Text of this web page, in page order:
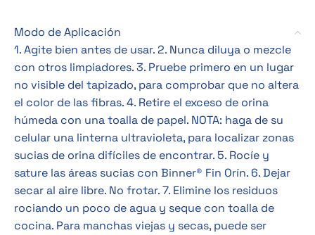
Modo de Aplicación
1. Agite bien antes de usar. 2. Nunca diluya o mezcle
con otros limpiadores. 3. Pruebe primero en un lugar
no visible del tapizado, para comprobar que no altera
el color de las fibras. 4. Retire el exceso de orina
húmeda con una toalla de papel. NOTA: haga de su
celular una linterna ultravioleta, para localizar zonas
sucias de orina difíciles de encontrar. 5. Rocíe y
sature las áreas sucias con Binner® Fin Orín. 6. Dejar
secar al aire libre. No frotar. 7. Elimine los residuos
rociando un poco de agua y seque con toalla de
cocina. Para manchas viejas y secas, puede ser